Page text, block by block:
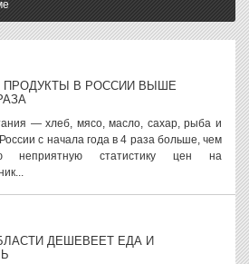
ПРОДУКТЫ В РОССИИ ВЫШЕ
— хлеб, мясо, масло, сахар, рыба и
с начала года в 4 раза больше, чем
неприятную статистику цен на
ДЕШЕВЕЕТ ЕДА И